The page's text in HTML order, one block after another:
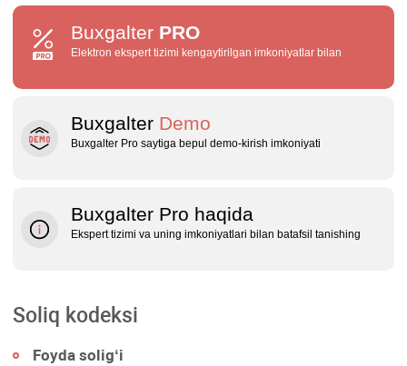
Buxgalter PRO
Elektron ekspert tizimi kengaytirilgan imkoniyatlar bilan
Buxgalter Demo
Buxgalter Pro saytiga bepul demo‑kirish imkoniyati
Buxgalter Pro haqida
Ekspert tizimi va uning imkoniyatlari bilan batafsil tanishing
Soliq kodeksi
Foyda soligʻi